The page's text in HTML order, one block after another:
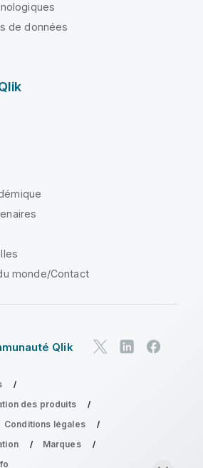
de données
monde/Contact
Qlik
des produits
Conditions légales
Marques